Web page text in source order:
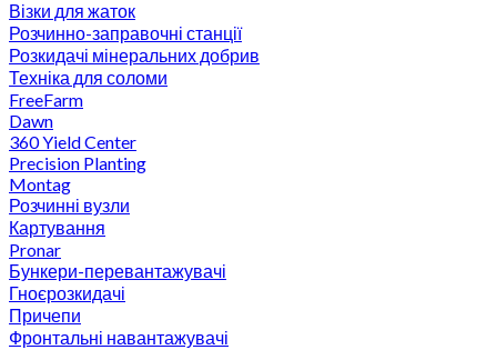
Візки для жаток
Розчинно-заправочні станції
Розкидачі мінеральних добрив
Техніка для соломи
FreeFarm
Dawn
360 Yield Center
Precision Planting
Montag
Розчинні вузли
Картування
Pronar
Бункери-перевантажувачі
Гноєрозкидачі
Причепи
Фронтальні навантажувачі